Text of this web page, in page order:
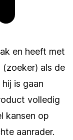
en heeft met
als de
is gaan
volledig
kansen op
aanrader.